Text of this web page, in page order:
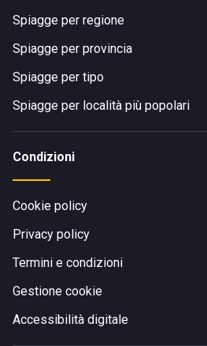
Spiagge per regione
Spiagge per provincia
Spiagge per tipo
Spiagge per località più popolari
Condizioni
Cookie policy
Privacy policy
Termini e condizioni
Gestione cookie
Accessibilità digitale